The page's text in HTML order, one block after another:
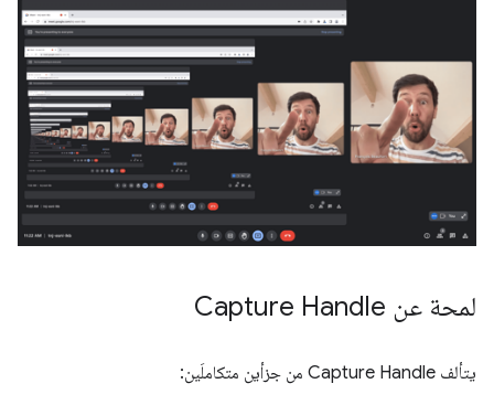
لمحة عن Capture Handle
يتألف Capture Handle من جزأين متكاملَين: